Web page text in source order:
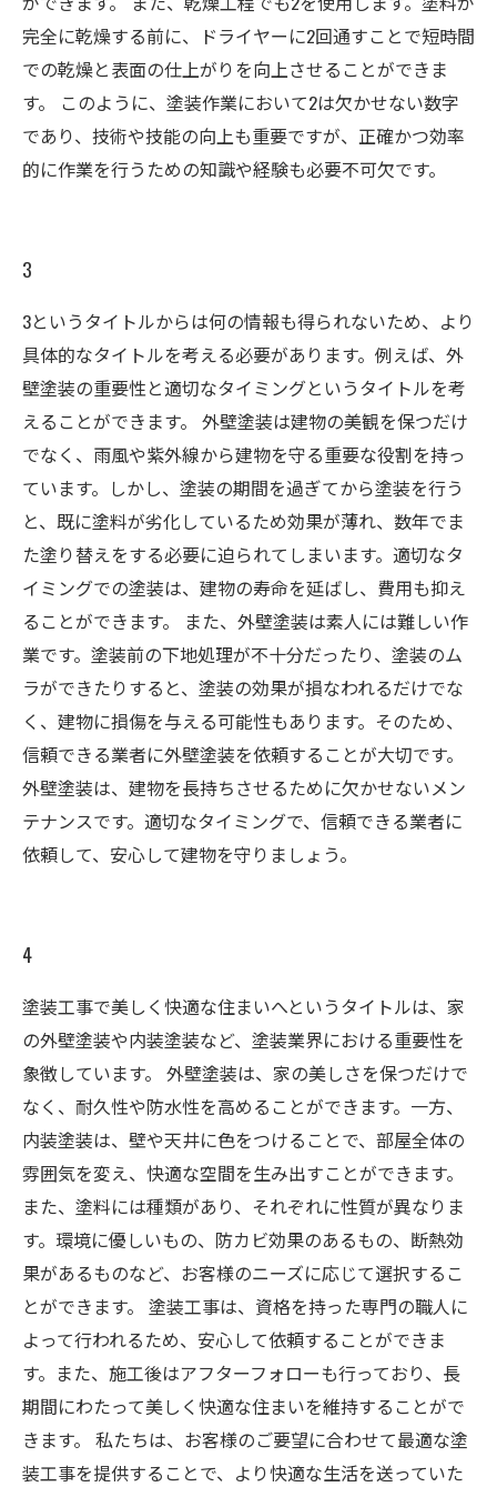
完全に乾燥する前に、ドライヤーに2回通すことで短時間
での乾燥と表面の仕上がりを向上させることができま
す。 このように、塗装作業において2は欠かせない数字
であり、技術や技能の向上も重要ですが、正確かつ効率
的に作業を行うための知識や経験も必要不可欠です。
3
3というタイトルからは何の情報も得られないため、より
具体的なタイトルを考える必要があります。例えば、外
壁塗装の重要性と適切なタイミングというタイトルを考
えることができます。 外壁塗装は建物の美観を保つだけ
でなく、雨風や紫外線から建物を守る重要な役割を持っ
ています。しかし、塗装の期間を過ぎてから塗装を行う
と、既に塗料が劣化しているため効果が薄れ、数年でま
た塗り替えをする必要に迫られてしまいます。適切なタ
イミングでの塗装は、建物の寿命を延ばし、費用も抑え
ることができます。 また、外壁塗装は素人には難しい作
業です。塗装前の下地処理が不十分だったり、塗装のム
ラができたりすると、塗装の効果が損なわれるだけでな
く、建物に損傷を与える可能性もあります。そのため、
信頼できる業者に外壁塗装を依頼することが大切です。
外壁塗装は、建物を長持ちさせるために欠かせないメン
テナンスです。適切なタイミングで、信頼できる業者に
依頼して、安心して建物を守りましょう。
4
塗装工事で美しく快適な住まいへというタイトルは、家
の外壁塗装や内装塗装など、塗装業界における重要性を
象徴しています。 外壁塗装は、家の美しさを保つだけで
なく、耐久性や防水性を高めることができます。一方、
内装塗装は、壁や天井に色をつけることで、部屋全体の
雰囲気を変え、快適な空間を生み出すことができます。
また、塗料には種類があり、それぞれに性質が異なりま
す。環境に優しいもの、防カビ効果のあるもの、断熱効
果があるものなど、お客様のニーズに応じて選択するこ
とができます。 塗装工事は、資格を持った専門の職人に
よって行われるため、安心して依頼することができま
す。また、施工後はアフターフォローも行っており、長
期間にわたって美しく快適な住まいを維持することがで
きます。 私たちは、お客様のご要望に合わせて最適な塗
装工事を提供することで、より快適な生活を送っていた